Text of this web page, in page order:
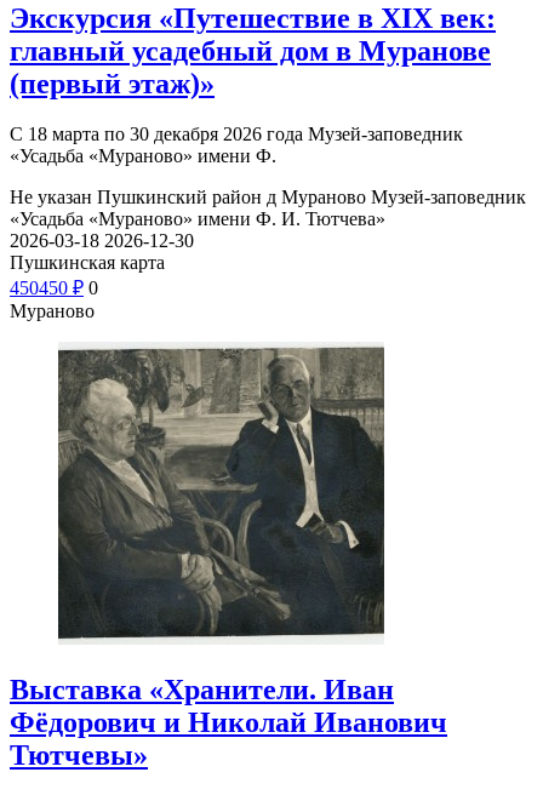
Экскурсия «Путешествие в XIX век:
главный усадебный дом в Муранове
(первый этаж)»
С 18 марта по 30 декабря 2026 года Музей-заповедник
«Усадьба «Мураново» имени Ф.
Не указан Пушкинский район д Мураново Музей-заповедник
«Усадьба «Мураново» имени Ф. И. Тютчева»
2026-03-18 2026-12-30
Пушкинская карта
450450 ₽ 0
Мураново
Выставка «Хранители. Иван
Фёдорович и Николай Иванович
Тютчевы»